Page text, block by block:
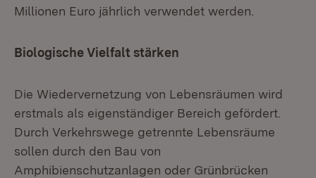
Millionen Euro jährlich verwendet werden.
Biologische Vielfalt stärken
Die Wiedervernetzung von Lebensräumen wird
erstmals als eigenständiger Bereich gefördert.
Durch Verkehrswege getrennte Lebensräume
sollen durch den Bau von
Amphibienschutzanlagen oder Grünbrücken